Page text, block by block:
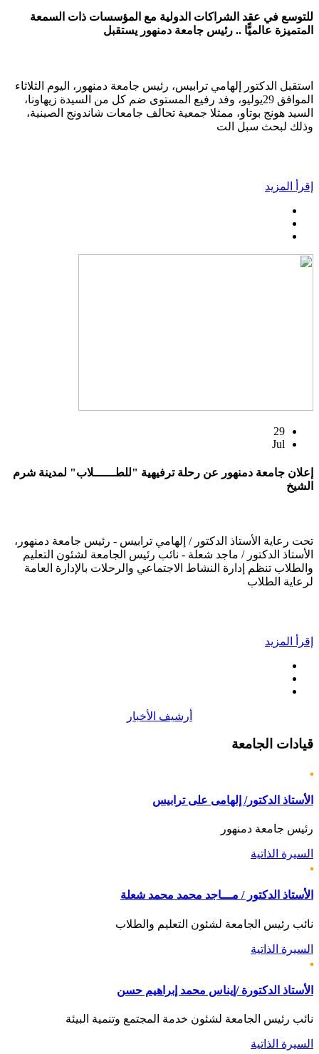
للتوسع في عقد الشراكات الدولية مع المؤسسات ذات السمعة
المتميزة عالميًّا .. رئيس جامعة دمنهور يستقبل
استقبل الدكتور إلهامي ترابيس، رئيس جامعة دمنهور، اليوم الثلاثاء
الموافق 29يوليو، وفد رفيع المستوى ضم كل من السيدة زيهاونا،
السيد هونج بوتاو، ممثلا جمعية تحالف جامعات شاندونج الصينية،
وذلك لبحث سبل الت
إقرأ المزيد
29
Jul
إعلان جامعة دمنهور عن رحلة ترفيهية "للطــــــلاب" لمدينة شرم
الشيخ
تحت رعاية الأستاذ الدكتور / إلهامي ترابيس - رئيس جامعة دمنهور،
الأستاذ الدكتور / ماجد شعلة - نائب رئيس الجامعة لشئون التعليم
والطلاب تنظم إدارة النشاط الاجتماعي والرحلات بالإدارة العامة
لرعاية الطلاب
إقرأ المزيد
أرشيف الأخبار
قيادات الجامعة
الأستاذ الدكتور/ إلهامى على ترابيس
رئيس جامعة دمنهور
السيرة الذاتية
الأستاذ الدكتور / مـــاجد محمد محمد شعلة
نائب رئيس الجامعة لشئون التعليم والطلاب
السيرة الذاتية
الأستاذ الدكتورة /إيناس محمد إبراهيم حسن
نائب رئيس الجامعة لشئون خدمة المجتمع وتنمية البيئة
السيرة الذاتية